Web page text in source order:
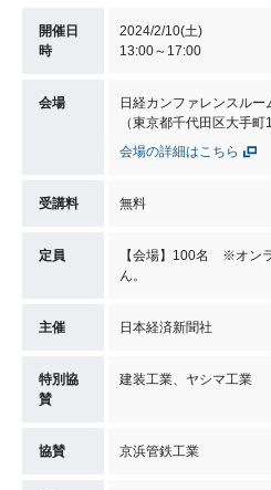
開催日
時
2024/2/10(土)
13:00～17:00
会場
日経カンファレンスルー
（東京都千代田区大手町
会場の詳細はこちら
受講料 無料
定員
【会場】100名 ※オン
ん。
主催 日本経済新聞社
特別協
賛
建装工業、ヤシマ工業
協賛 京浜管鉄工業